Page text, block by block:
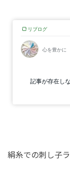
絹糸での刺し子